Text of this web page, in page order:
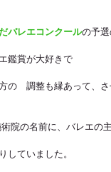
バレエコンクールの予選
鑑賞が大好きで
の　調整も縁あって、
院の名前に、バレエの
していました。